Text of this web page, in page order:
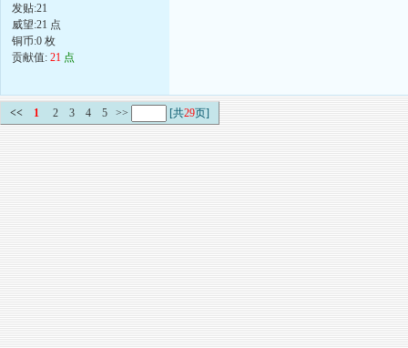
发贴:21
威望:21 点
铜币:0 枚
贡献值: 21 点
<< 1 2 3 4 5 >> [共29页]